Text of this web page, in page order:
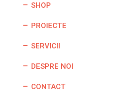
SHOP
PROIECTE
SERVICII
DESPRE NOI
CONTACT